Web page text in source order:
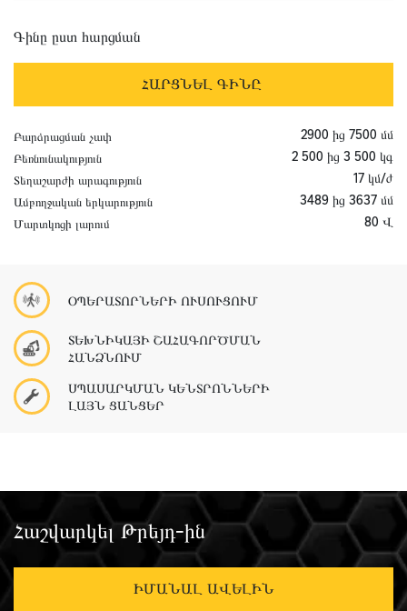
Գինը ըստ հարցման
ՀԱՐՑՆԵԼ ԳԻՆԸ
Բարձրացման չափ 2900 ից 7500 մմ
Բեռնունակություն 2 500 ից 3 500 կգ
Տեղաշարժի արագություն 17 կմ/ժ
Ամբողջական երկարություն 3489 ից 3637 մմ
Մարտկոցի լարում 80 Վ
ՕՊԵՐԱՏՈՐՆԵՐԻ ՈՒՍՈՒՑՈՒՄ
ՏԵԽՆԻԿԱՅԻ ՇԱՀԱԳՈՐԾՄԱՆ
ՀԱՆՁՆՈՒՄ
ՍՊԱՍԱՐԿՄԱՆ ԿԵՆՏՐՈՆՆԵՐԻ
ԼԱՅՆ ՑԱՆՑԵՐ
Հաշվարկել Թրեյդ-ին
ԻՄԱՆԱԼ ԱՎԵԼԻՆ